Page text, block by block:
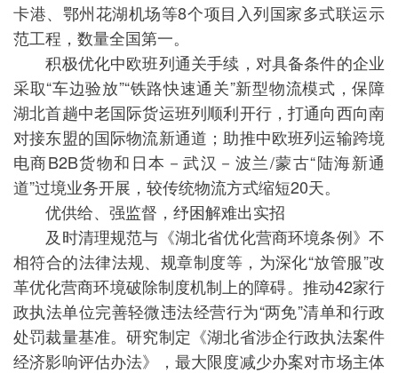
卡港、鄂州花湖机场等8个项目入列国家多式联运示
范工程，数量全国第一。
积极优化中欧班列通关手续，对具备条件的企业
采取“车边验放”“铁路快速通关”新型物流模式，保障
湖北首趟中老国际货运班列顺利开行，打通向西向南
对接东盟的国际物流新通道；助推中欧班列运输跨境
电商B2B货物和日本－武汉－波兰/蒙古“陆海新通
道”过境业务开展，较传统物流方式缩短20天。
优供给、强监督，纾困解难出实招
及时清理规范与《湖北省优化营商环境条例》不
相符合的法律法规、规章制度等，为深化“放管服”改
革优化营商环境破除制度机制上的障碍。推动42家行
政执法单位完善轻微违法经营行为“两免”清单和行政
处罚裁量基准。研究制定《湖北省涉企行政执法案件
经济影响评估办法》，最大限度减少办案对市场主体